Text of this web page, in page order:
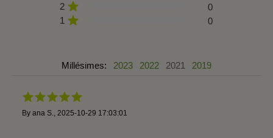
2
0
1
0
Millésimes: 2023 2022 2021 2019
By ana S. 2025-10-29 17:03:01